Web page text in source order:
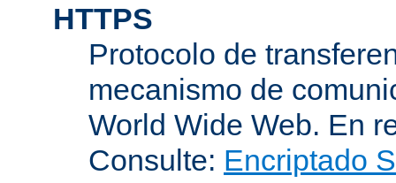
HTTPS
Protocolo de
mecanismo de
World Wide Web. En
Consulte: Encriptado